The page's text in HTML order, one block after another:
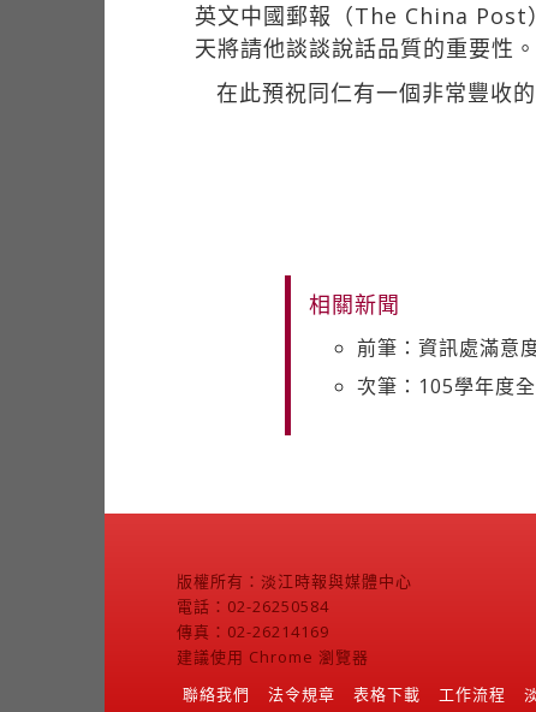
英文中國郵報（The China Post
天將請他談談說話品質的重要性。
在此預祝同仁有一個非常豐收
相關新聞
前筆：資訊處滿意
次筆：105學年度
版權所有：淡江時報與媒體中心
電話：02-26250584
傳真：02-26214169
建議使用 Chrome 瀏覽器
聯絡我們
法令規章 表格下載 工作流程